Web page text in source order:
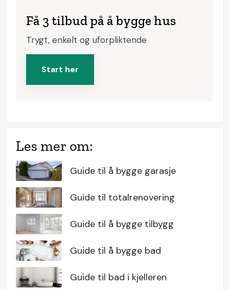
Få 3 tilbud på å bygge hus
Trygt, enkelt og uforpliktende
Start her
Les mer om:
Guide til å bygge garasje
Guide til totalrenovering
Guide til å bygge tilbygg
Guide til å bygge bad
Guide til bad i kjelleren